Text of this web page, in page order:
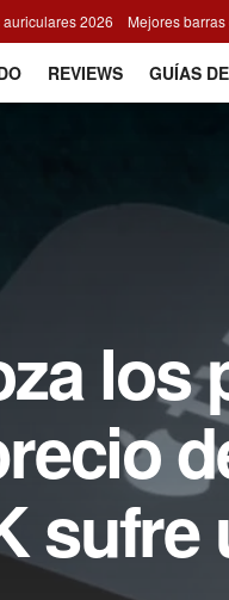
2026 Mejores
REVIEWS GUÍAS
los
sufre